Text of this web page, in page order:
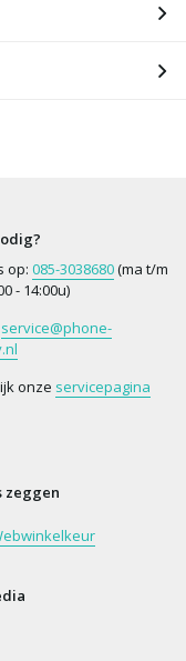
op: 085-3038680(ma t/m
- 14:00u)
service@phone-
onze servicepagina
zeggen